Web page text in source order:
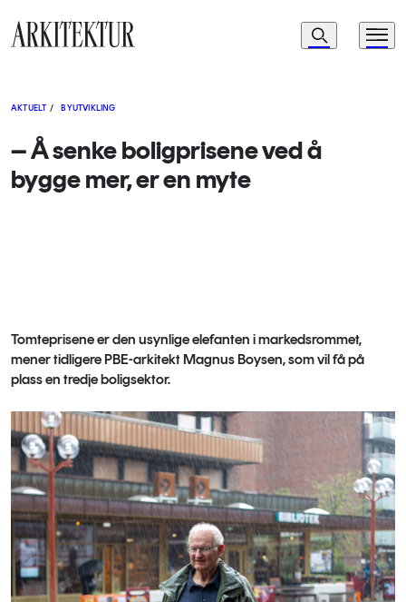
Navigasjon
Søk Meny
AKTUELT / BYUTVIKLING
– Å senke boligprisene ved å
bygge mer, er en myte
Tomteprisene er den usynlige elefanten i markedsrommet,
mener tidligere PBE-arkitekt Magnus Boysen, som vil få på
plass en tredje boligsektor.